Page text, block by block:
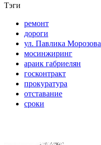
Тэги
ремонт
дороги
ул. Павлика Морозова
мосинжиринг
араик габриелян
госконтракт
прокуратура
отставание
сроки